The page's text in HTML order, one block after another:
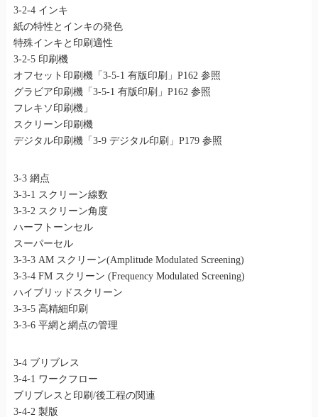
3-2-4 インキ
紙の特性とインキの発色
特殊インキと印刷適性
3-2-5 印刷機
オフセット印刷機「3-5-1 有版印刷」P162 参照
グラビア印刷機「3-5-1 有版印刷」P162 参照
フレキソ印刷機」
スクリーン印刷機
デジタル印刷機「3-9 デジタル印刷」P179 参照
3-3 網点
3-3-1 スクリーン線数
3-3-2 スクリーン角度
ハーフトーンセル
スーパーセル
3-3-3 AM スクリーン(Amplitude Modulated Screening)
3-3-4 FM スクリーン (Frequency Modulated Screening)
ハイブリッドスクリーン
3-3-5 高精細印刷
3-3-6 平網と網点の管理
3-4 ブリブレス
3-4-1 ワークフロー
ブリブレスと印刷/後工程の関連
3-4-2 製版